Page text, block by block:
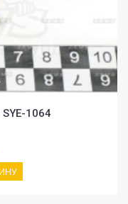
1064